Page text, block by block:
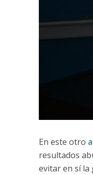
En este otro
resultados
evitar en sí la